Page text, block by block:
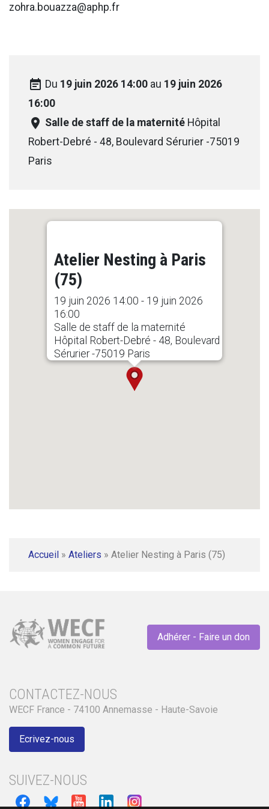
zohra.bouazza@aphp.fr
event_note Du 19 juin 2026 14:00 au 19 juin 2026
16:00
room Salle de staff de la maternité Hôpital
Robert-Debré - 48, Boulevard Sérurier -75019
Paris
Atelier Nesting à Paris
(75)
19 juin 2026 14:00 - 19 juin 2026
16:00
Salle de staff de la maternité
Hôpital Robert-Debré - 48, Boulevard
Sérurier -75019 Paris
Accueil » Ateliers » Atelier Nesting à Paris (75)
Adhérer - Faire un don
CONTACTEZ-NOUS
WECF France - 74100 Annemasse - Haute-Savoie
Ecrivez-nous
SUIVEZ-NOUS